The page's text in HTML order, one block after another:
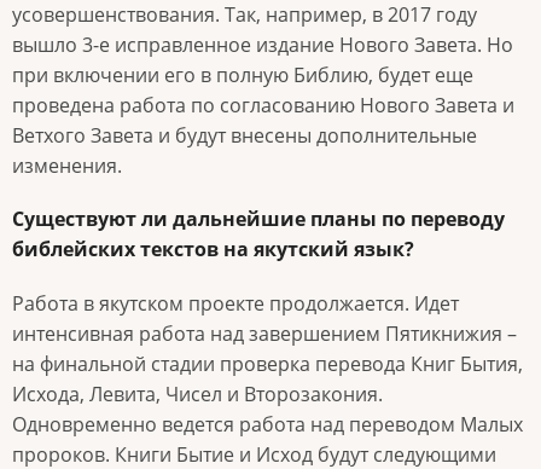
усовершенствования. Так, например, в 2017 году
вышло 3-е исправленное издание Нового Завета. Но
при включении его в полную Библию, будет еще
проведена работа по согласованию Нового Завета и
Ветхого Завета и будут внесены дополнительные
изменения.
Существуют ли дальнейшие планы по переводу
библейских текстов на якутский язык?
Работа в якутском проекте продолжается. Идет
интенсивная работа над завершением Пятикнижия –
на финальной стадии проверка перевода Книг Бытия,
Исхода, Левита, Чисел и Второзакония.
Одновременно ведется работа над переводом Малых
пророков. Книги Бытие и Исход будут следующими